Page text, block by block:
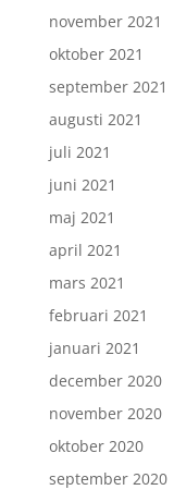
november 2021
oktober 2021
september 2021
augusti 2021
juli 2021
juni 2021
maj 2021
april 2021
mars 2021
februari 2021
januari 2021
december 2020
november 2020
oktober 2020
september 2020